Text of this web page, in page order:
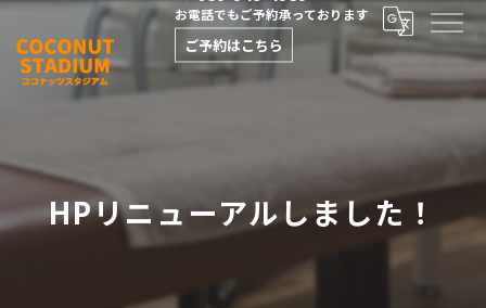
お電話でもご予約承っております
ご予約はこちら
HPリニューアルしました！